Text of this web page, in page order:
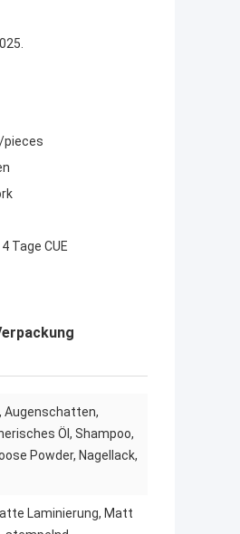
pieces
Tage CUE
Augenschatten,
Öl, Shampoo,
Powder, Nagellack,
Laminierung, Matt